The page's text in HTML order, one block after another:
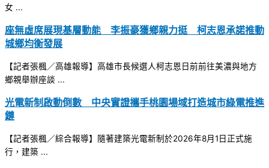
女 ...
座無虛席展現基層動能 李振豪獲鄉親力挺 柯志恩承諾推動
城鄉均衡發展
【記者張楓／高雄報導】高雄市長候選人柯志恩日前前往美濃與地方
鄉親舉辦座談 ...
光電新制啟動倒數 中央實證攜手桃園場域打造城市綠電推進
鏈
【記者張楓／綜合報導】隨著建築光電新制於2026年8月1日正式施
行，建築 ...